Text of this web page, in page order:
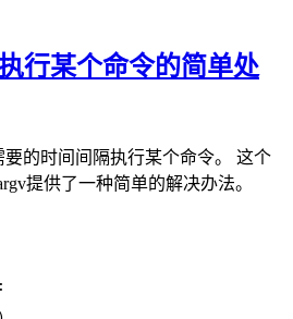
行某个命令的简单处
的时间间隔执行某个命令。 这个
提供了一种简单的解决办法。